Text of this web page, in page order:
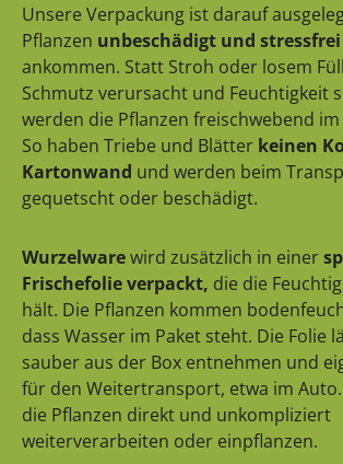
Unsere Verpackung ist darauf
Pflanzen unbeschädigt und stressfrei
ankommen. Statt Stroh oder losem
Schmutz verursacht und Feuchtigkeit
werden die Pflanzen freischwebend
So haben Triebe und Blätter keinen
Kartonwand und werden beim
gequetscht oder beschädigt.
Wurzelwarewird zusätzlich in einer
Frischefolie verpackt, die die
hält. Die Pflanzen kommen
dass Wasser im Paket steht. Die Folie
sauber aus der Box entnehmen und
für den Weitertransport, etwa im
die Pflanzen direkt und unkompliziert
weiterverarbeiten oder einpflanzen.